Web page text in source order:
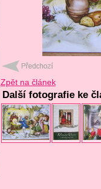
Zpět na článek
Další fotografie ke